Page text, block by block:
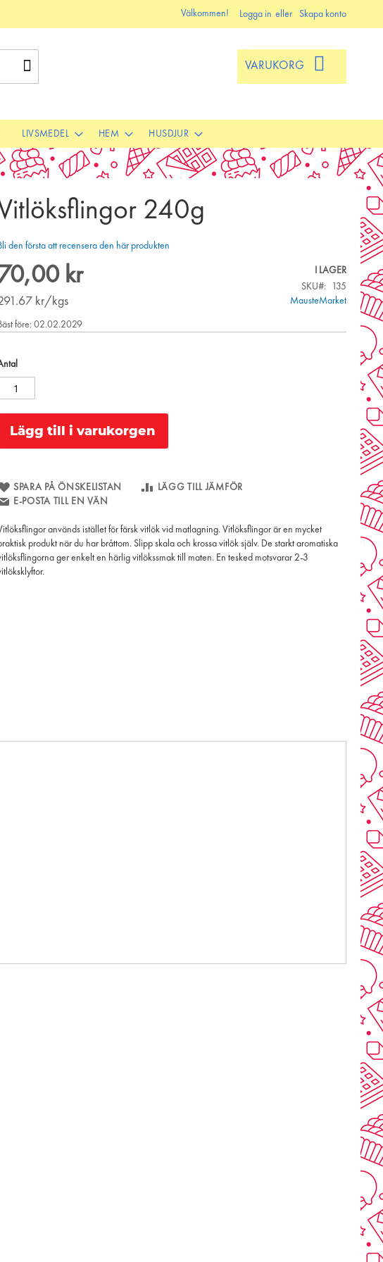
Välkommen! Logga in Skapa konto
VARUKORG
LIVSMEDEL HEM HUSDJUR
240g
den första att recensera den här produkten
kr
kr/kgs
I LAGER
SKU
135
MausteMarket
före: 02.02.2029
Lägg till i varukorgen
SPARA PÅ ÖNSKELISTAN
LÄGG TILL JÄMFÖR
E-POSTA TILL EN VÄN
används istället för färsk vitlök vid matlagning. Vitlöksflingor är en mycket
produkt när du har bråttom. Slipp skala och krossa vitlök själv. De starkt aromatiska
ger enkelt en härlig vitlökssmak till maten. En tesked motsvarar 2-3